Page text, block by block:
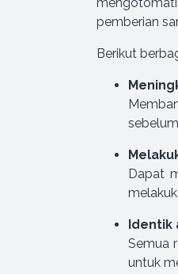
pemberian
Berikut
Dapat
Identik
Semua
untuk